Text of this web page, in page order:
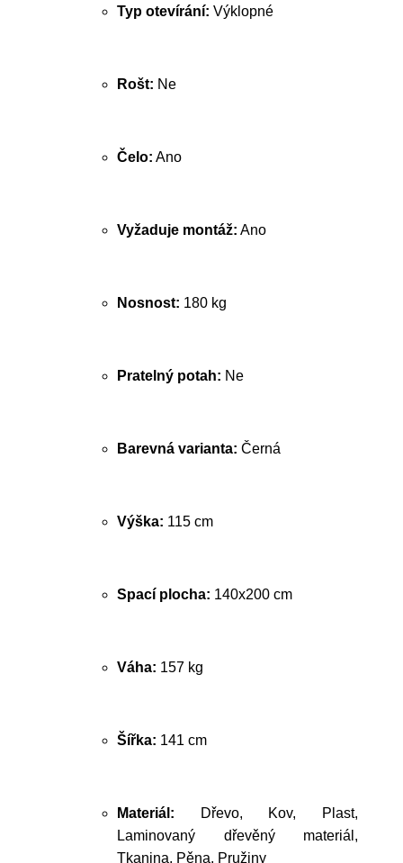
Typ otevírání: Výklopné
Rošt: Ne
Čelo: Ano
Vyžaduje montáž: Ano
Nosnost: 180 kg
Pratelný potah: Ne
Barevná varianta: Černá
Výška: 115 cm
Spací plocha: 140x200 cm
Váha: 157 kg
Šířka: 141 cm
Materiál: Dřevo, Kov, Plast,
Laminovaný dřevěný materiál,
Tkanina, Pěna, Pružiny